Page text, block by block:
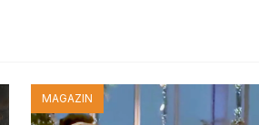
MAGAZIN